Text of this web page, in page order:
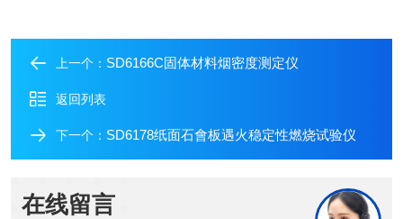
上一个： SD6166C固体材料烟密度测定仪
返回列表
下一个： SD6178纸面石會板遇火稳定性燃烧试验仪
在线留言